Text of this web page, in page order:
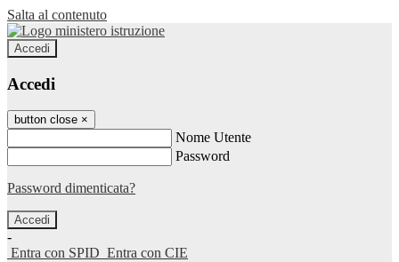
Salta al contenuto
Accedi
Accedi
button close ×
Nome Utente
Password
Password dimenticata?
-
Entra con SPID Entra con CIE